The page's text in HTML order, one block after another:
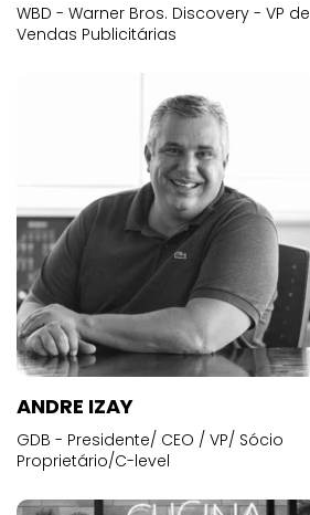
WBD - Warner Bros. Discovery - VP de
Vendas Publicitárias
ANDRE IZAY
GDB - Presidente/ CEO / VP/ Sócio
Proprietário/C-level